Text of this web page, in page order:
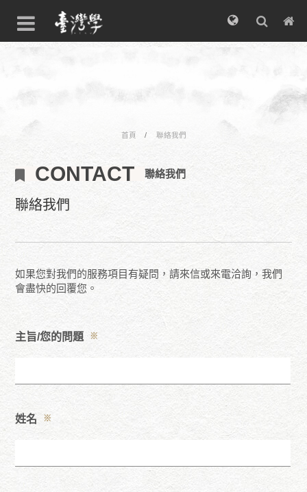
首頁 聯絡我們
CONTACT 聯絡我們
聯絡我們
如果您對我們的服務項目有疑問，請來信或來電洽詢，我們
會盡快的回覆您。
主旨/您的問題 ※
姓名 ※